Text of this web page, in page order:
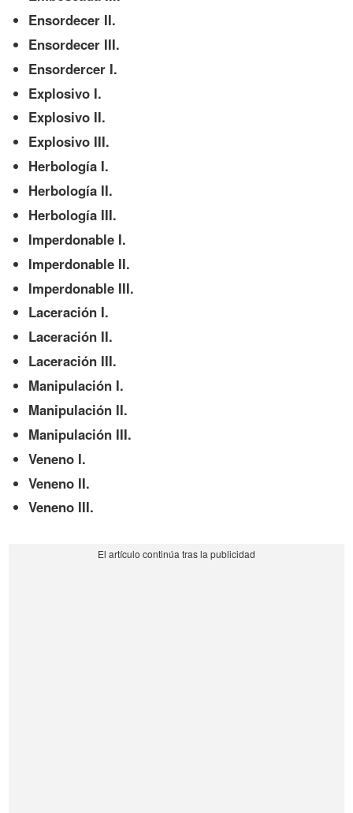
Ensordecer II.
Ensordecer III.
Ensordercer I.
Explosivo I.
Explosivo II.
Explosivo III.
Herbología I.
Herbología II.
Herbología III.
Imperdonable I.
Imperdonable II.
Imperdonable III.
Laceración I.
Laceración II.
Laceración III.
Manipulación I.
Manipulación II.
Manipulación III.
Veneno I.
Veneno II.
Veneno III.